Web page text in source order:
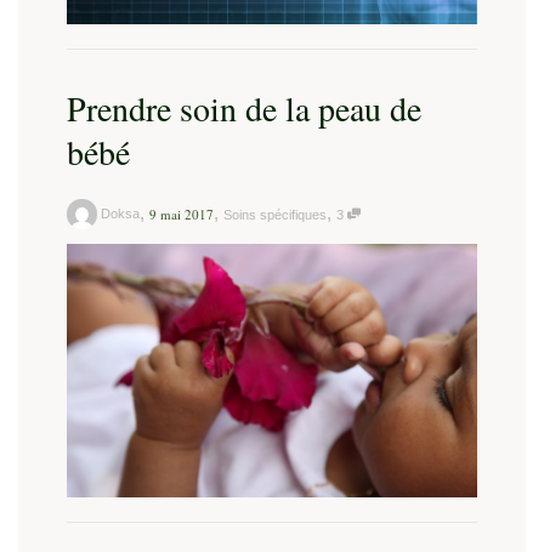
Prendre soin de la peau de
bébé
Doksa, 9 mai 2017, Soins spécifiques, 3